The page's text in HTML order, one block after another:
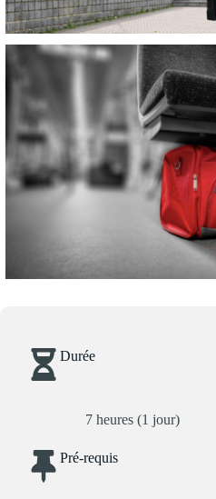
Durée
7 heures (1 jour)
Pré-requis